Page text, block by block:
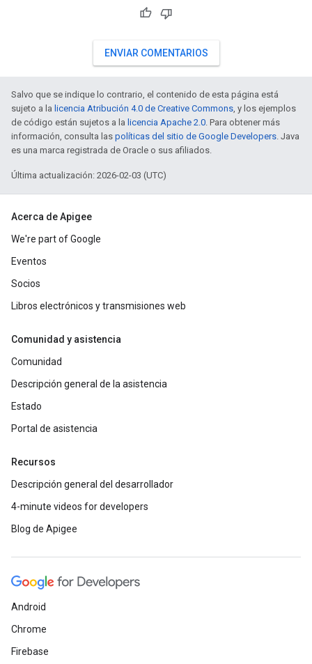
ENVIAR COMENTARIOS
Salvo que se indique lo contrario, el contenido de esta página está
sujeto a la licencia Atribución 4.0 de Creative Commons, y los ejemplos
de código están sujetos a la licencia Apache 2.0. Para obtener más
información, consulta las políticas del sitio de Google Developers. Java
es una marca registrada de Oracle o sus afiliados.
Última actualización: 2026-02-03 (UTC)
Acerca de Apigee
We're part of Google
Eventos
Socios
Libros electrónicos y transmisiones web
Comunidad y asistencia
Comunidad
Descripción general de la asistencia
Estado
Portal de asistencia
Recursos
Descripción general del desarrollador
4-minute videos for developers
Blog de Apigee
Android
Chrome
Firebase